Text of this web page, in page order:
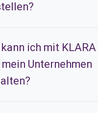
ich mit KLARA
Unternehmen